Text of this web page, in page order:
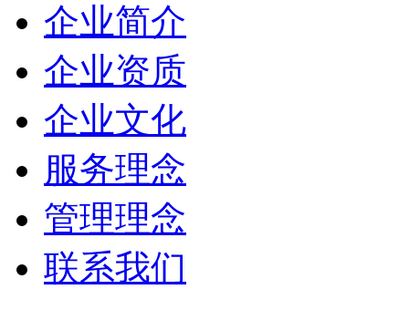
企业简介
企业资质
企业文化
服务理念
管理理念
联系我们